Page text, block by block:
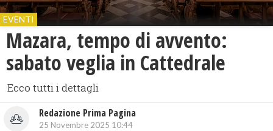
EVENTI
Mazara, tempo di avvento:
sabato veglia in Cattedrale
Ecco tutti i dettagli
Redazione Prima Pagina
25 Novembre 2025 10:44